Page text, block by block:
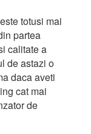
totusi mai
partea
calitate a
de astazi o
daca aveti
cat mai
de